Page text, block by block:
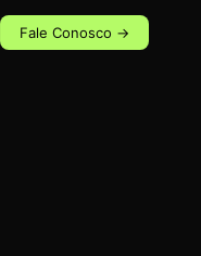
Fale Conosco →